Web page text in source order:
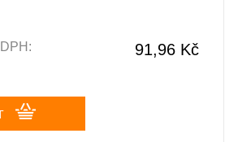
91,96 Kč